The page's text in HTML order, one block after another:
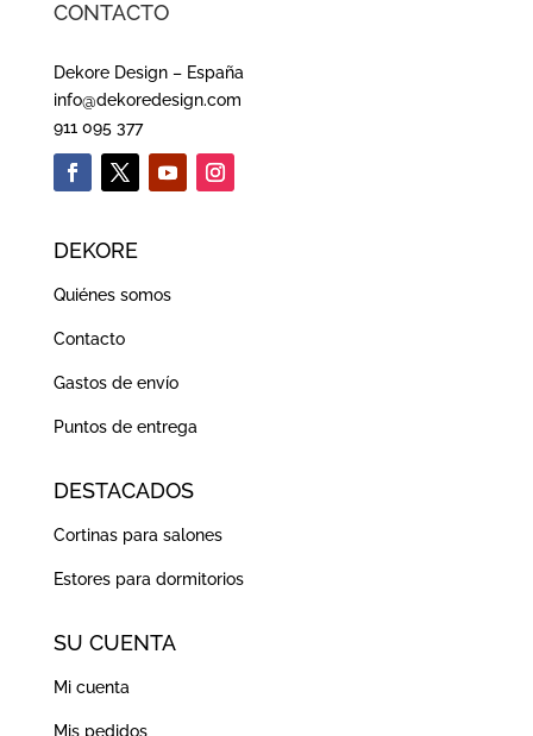
CONTACTO
Dekore Design – España
info@dekoredesign.com
911 095 377
DEKORE
Quiénes somos
Contacto
Gastos de envío
Puntos de entrega
DESTACADOS
Cortinas para salones
Estores para dormitorios
SU CUENTA
Mi cuenta
Mis pedidos